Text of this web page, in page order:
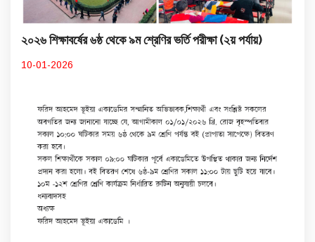
২০২৬ শিক্ষাবর্ষের ৬ষ্ঠ থেকে ৯ম শ্রেণির ভর্তি পরীক্ষা (২য় পর্যায়)
10-01-2026